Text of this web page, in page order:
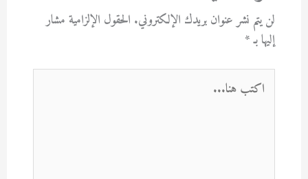
لن يتم نشر عنوان بريدك الإلكتروني. الحقول الإلزامية مشار
إليها بـ*
اكتب
هنا...